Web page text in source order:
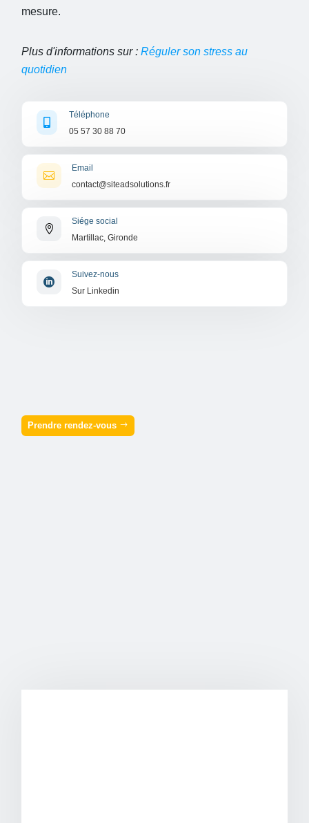
mesure.
Plus d'informations sur :Réguler son stress au
quotidien

Téléphone
05 57 30 88 70

Email
contact@siteadsolutions.fr

Siége social
Martillac, Gironde

Suivez-nous
Sur Linkedin
Prendre rendez-vous